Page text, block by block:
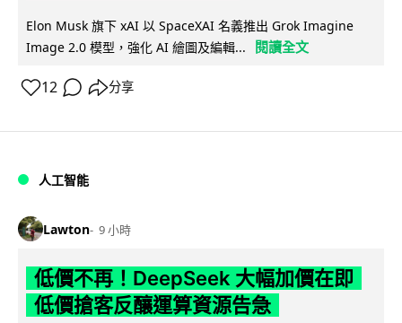
Elon Musk 旗下 xAI 以 SpaceXAI 名義推出 Grok Imagine
Image 2.0 模型，強化 AI 繪圖及編輯...
閱讀全文
12 分享
人工智能
Lawton 9 小時
低價不再！DeepSeek 大幅加價在即
低價搶客反釀運算資源告急